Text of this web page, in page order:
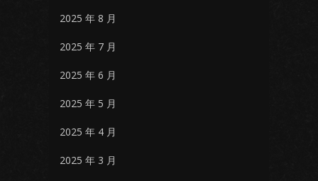
2025 年 8 月
2025 年 7 月
2025 年 6 月
2025 年 5 月
2025 年 4 月
2025 年 3 月